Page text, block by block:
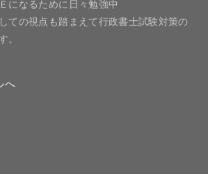
になるために日々勉強中
ての視点も踏まえて行政書士試験対策の
。
へ